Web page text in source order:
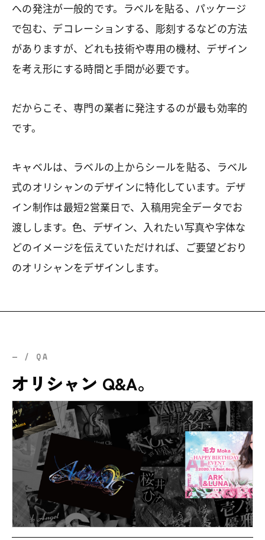
への発注が一般的です。ラベルを貼る、パッケージ
で包む、デコレーションする、彫刻するなどの方法
がありますが、どれも技術や専用の機材、デザイン
を考え形にする時間と手間が必要です。
だからこそ、専門の業者に発注するのが最も効率的
です。
キャベルは、ラベルの上からシールを貼る、ラベル
式のオリシャンのデザインに特化しています。デザ
イン制作は最短2営業日で、入稿用完全データでお
渡しします。色、デザイン、入れたい写真や字体な
どのイメージを伝えていただければ、ご要望どおり
のオリシャンをデザインします。
— / QA
オリシャン Q&A。